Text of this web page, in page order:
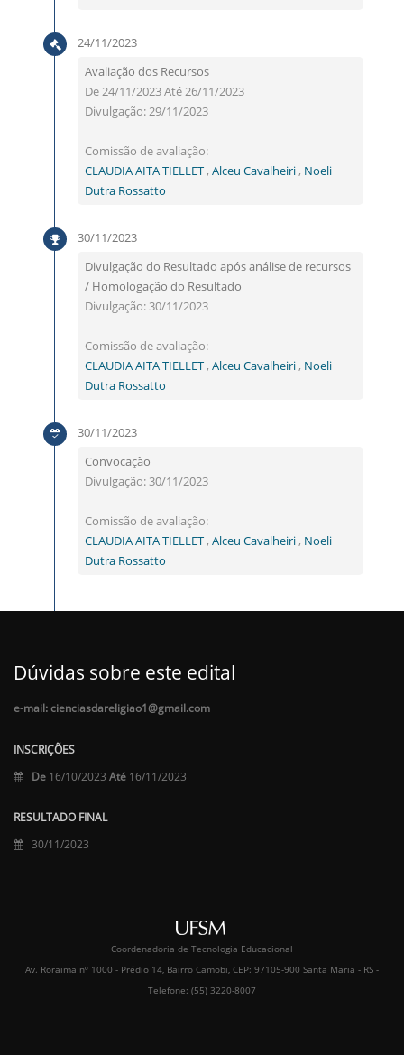
24/11/2023
Avaliação dos Recursos
De 24/11/2023 Até 26/11/2023
Divulgação: 29/11/2023
Comissão de avaliação:
CLAUDIA AITA TIELLET, Alceu Cavalheiri, Noeli
Dutra Rossatto
30/11/2023
Divulgação do Resultado após análise de recursos
/ Homologação do Resultado
Divulgação: 30/11/2023
Comissão de avaliação:
CLAUDIA AITA TIELLET, Alceu Cavalheiri, Noeli
Dutra Rossatto
30/11/2023
Convocação
Divulgação: 30/11/2023
Comissão de avaliação:
CLAUDIA AITA TIELLET, Alceu Cavalheiri, Noeli
Dutra Rossatto
Dúvidas sobre este edital
e-mail: cienciasdareligiao1@gmail.com
INSCRIÇÕES
De 16/10/2023 Até 16/11/2023
RESULTADO FINAL
30/11/2023
Coordenadoria de Tecnologia Educacional
Av. Roraima nº 1000 - Prédio 14, Bairro Camobi, CEP: 97105-900 Santa Maria - RS -
Telefone: (55) 3220-8007